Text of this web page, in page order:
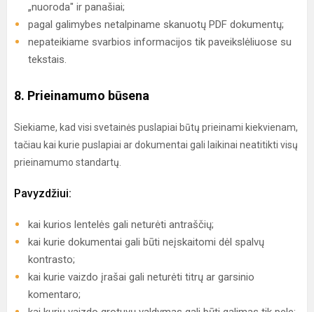
„nuoroda" ir panašiai;
pagal galimybes netalpiname skanuotų PDF dokumentų;
nepateikiame svarbios informacijos tik paveikslėliuose su
tekstais.
8. Prieinamumo būsena
Siekiame, kad visi svetainės puslapiai būtų prieinami kiekvienam,
tačiau kai kurie puslapiai ar dokumentai gali laikinai neatitikti visų
prieinamumo standartų.
Pavyzdžiui:
kai kurios lentelės gali neturėti antraščių;
kai kurie dokumentai gali būti neįskaitomi dėl spalvų
kontrasto;
kai kurie vaizdo įrašai gali neturėti titrų ar garsinio
komentaro;